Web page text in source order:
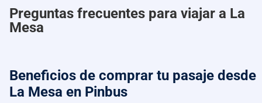
Preguntas frecuentes para viajar a La
Mesa
Beneficios de comprar tu pasaje desde
La Mesa en Pinbus